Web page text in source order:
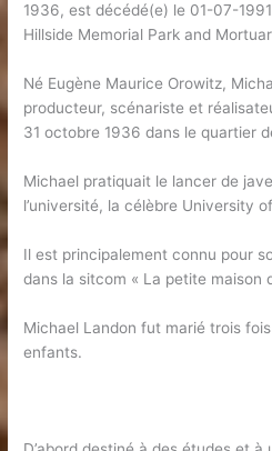
1936, est décédé(e) le 01-07-
Hillside Memorial Park and
Né Eugène Maurice Orowitz,
producteur, scénariste et
31 octobre 1936 dans le quartier
Michael pratiquait le lancer de
l’université, la célèbre University
Il est principalement connu pour
dans la sitcom « La petite maison
Michael Landon fut marié trois
enfants.